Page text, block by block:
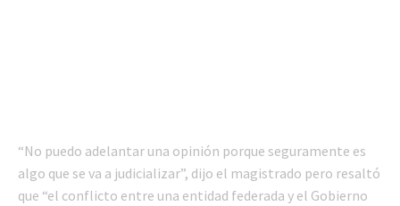
“No puedo adelantar una opinión porque seguramente es
algo que se va a judicializar”, dijo el magistrado pero resaltó
que “el conflicto entre una entidad federada y el Gobierno